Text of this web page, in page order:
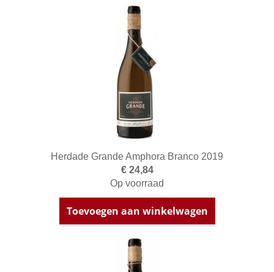
Herdade Grande Amphora Branco 2019
€ 24,84
Op voorraad
Toevoegen aan winkelwagen